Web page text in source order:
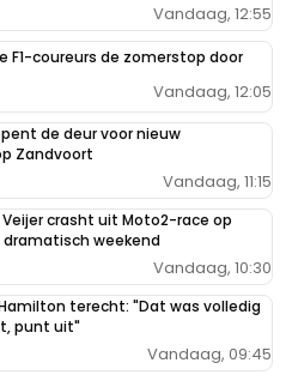
Vandaag, 12:55
F1-coureurs de zomerstop door
Vandaag, 12:05
de deur voor nieuw
Zandvoort
Vandaag, 11:15
crasht uit Moto2-race op
dramatisch weekend
Vandaag, 10:30
terecht: "Dat was volledig
punt uit"
Vandaag, 09:45